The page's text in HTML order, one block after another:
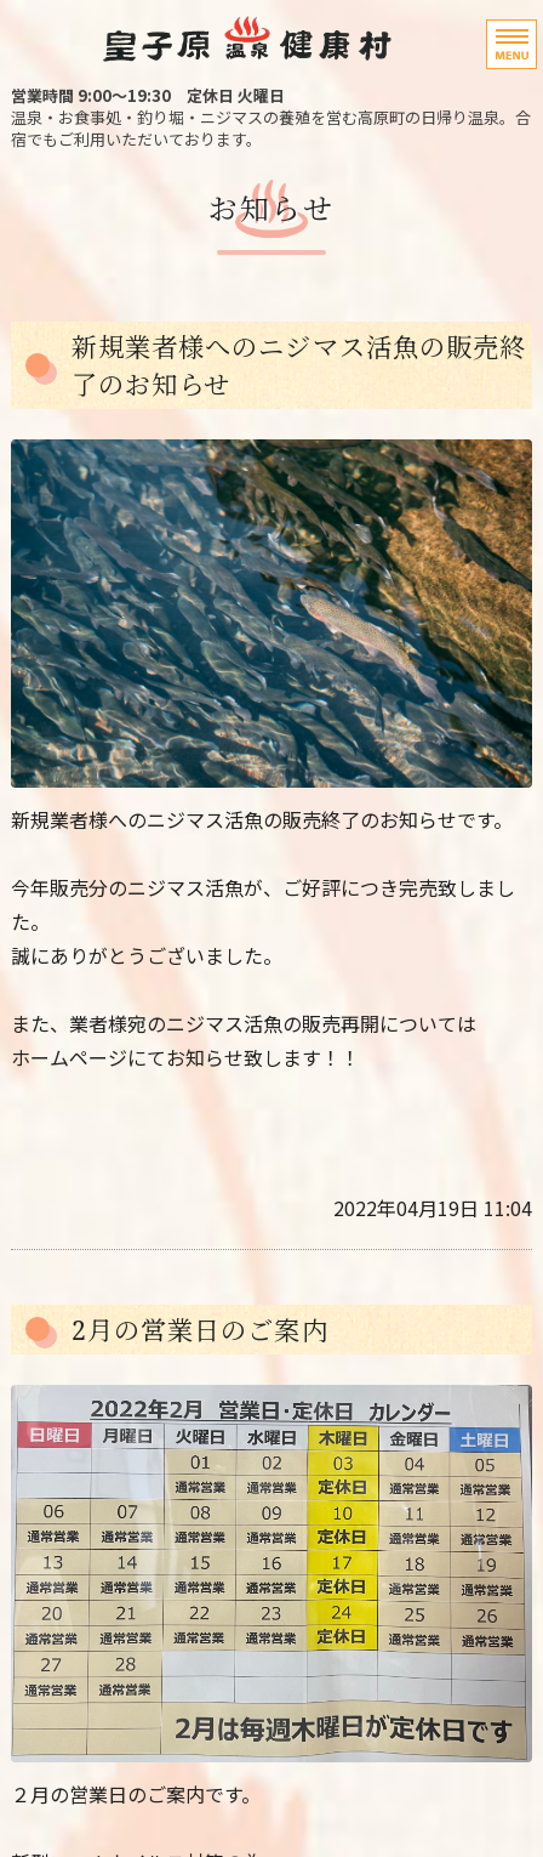
宮崎県高原町
営業時間 9:00〜19:30
定休日 火曜日
温泉・お食事処・釣り堀・ニジマスの養殖を営む高原町の日帰り温泉。合
宿でもご利用いただいております。
ニジマス釣り堀
アクセス
お知らせ
新規業者様へのニジマス活魚の販売終
了のお知らせ
新規業者様へのニジマス活魚の販売終了のお知らせです。
今年販売分のニジマス活魚が、ご好評につき完売致しまし
た。
誠にありがとうございました。
また、業者様宛のニジマス活魚の販売再開については
ホームページにてお知らせ致します！！
2022年04月19日 11:04
2月の営業日のご案内
２月の営業日のご案内です。